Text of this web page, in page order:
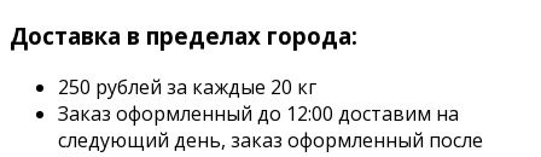
Доставка в пределах города:
250 рублей за каждые 20 кг
Заказ оформленный до 12:00 доставим на
следующий день, заказ оформленный после